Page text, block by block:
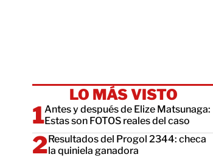
LO MÁS VISTO
Antes y después de Elize Matsunaga:
Estas son FOTOS reales del caso
Resultados del Progol 2344: checa
la quiniela ganadora